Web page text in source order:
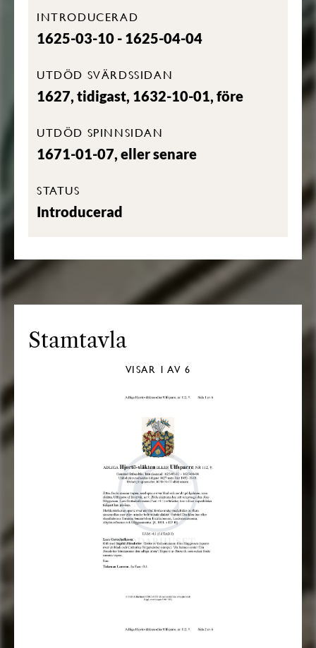
INTRODUCERAD
1625-03-10 - 1625-04-04
UTDÖD SVÄRDSSIDAN
1627, tidigast, 1632-10-01, före
UTDÖD SPINNSIDAN
1671-01-07, eller senare
STATUS
Introducerad
Stamtavla
VISAR 1 AV 6